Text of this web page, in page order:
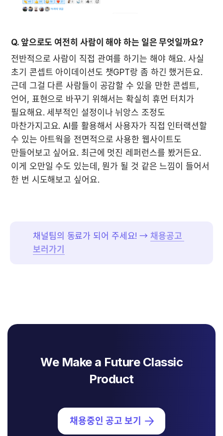
Q. 앞으로도 여전히 사람이 해야 하는 일은 무엇일까요?
전반적으로 사람이 직접 관여를 하기는 해야 해요. 사실
초기 콘셉트 아이데이션도 챗GPT랑 좀 하긴 했거든요.
근데 그걸 다른 사람들이 공감할 수 있을 만한 콘셉트,
언어, 표현으로 바꾸기 위해서는 확실히 휴먼 터치가
필요해요. 세부적인 설정이나 뉘앙스 조정도
마찬가지고요. AI를 활용해서 사용자가 직접 인터랙션할
수 있는 아트웍을 전면적으로 사용한 웹사이트도
만들어보고 싶어요. 최근에 멋진 레퍼런스를 봤거든요.
이게 오만일 수도 있는데, 뭔가 될 것 같은 느낌이 들어서
한 번 시도해보고 싶어요.
채널팀의 동료가 되어 주세요! → 채용공고
보러가기
We Make a Future Classic
Product
채용중인 공고 보기